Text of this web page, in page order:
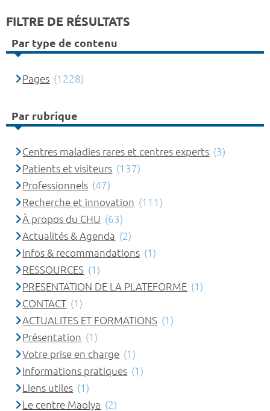
FILTRE DE RÉSULTATS
Par type de contenu
Pages (1228)
Par rubrique
Centres maladies rares et centres experts (3)
Patients et visiteurs (137)
Professionnels (47)
Recherche et innovation (111)
À propos du CHU (63)
Actualités & Agenda (2)
Infos & recommandations (1)
RESSOURCES (1)
PRESENTATION DE LA PLATEFORME (1)
CONTACT (1)
ACTUALITES ET FORMATIONS (1)
Présentation (1)
Votre prise en charge (1)
Informations pratiques (1)
Liens utiles (1)
Le centre Maolya (2)